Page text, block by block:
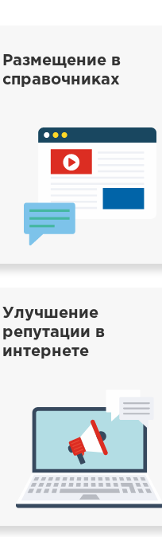
Размещение в
справочниках
Улучшение
репутации в
интернете